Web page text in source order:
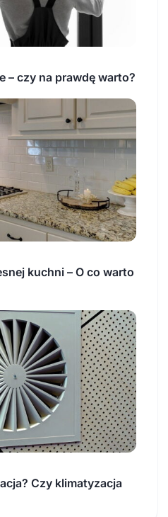
– czy na prawdę warto?
kuchni – O co warto
Czy klimatyzacja